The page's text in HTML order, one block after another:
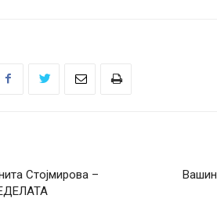
Стојмирова –